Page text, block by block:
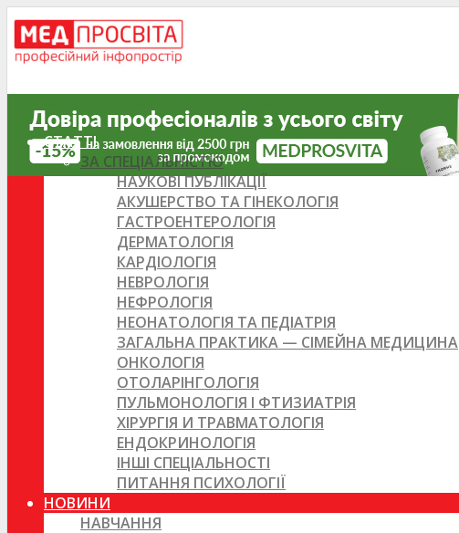
СТАТТІ
ЗА СПЕЦІАЛЬНІСТЮ
НАУКОВІ ПУБЛІКАЦІЇ
АКУШЕРСТВО ТА ГІНЕКОЛОГІЯ
ГАСТРОЕНТЕРОЛОГІЯ
ДЕРМАТОЛОГІЯ
КАРДІОЛОГІЯ
НЕВРОЛОГІЯ
НЕФРОЛОГІЯ
НЕОНАТОЛОГІЯ ТА ПЕДІАТРІЯ
ЗАГАЛЬНА ПРАКТИКА — СІМЕЙНА МЕДИЦИНА
ОНКОЛОГІЯ
ОТОЛАРІНГОЛОГІЯ
ПУЛЬМОНОЛОГІЯ І ФТИЗИАТРІЯ
ХІРУРГІЯ И ТРАВМАТОЛОГІЯ
ЕНДОКРИНОЛОГІЯ
ІНШІ СПЕЦІАЛЬНОСТІ
ПИТАННЯ ПСИХОЛОГІЇ
НОВИНИ
НАВЧАННЯ